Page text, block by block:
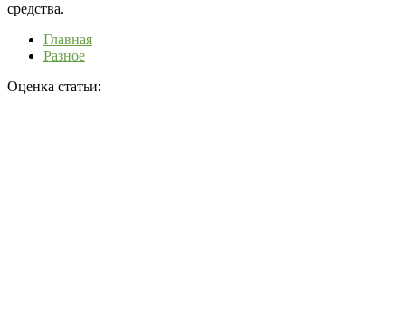
средства.
Главная
Разное
Оценка статьи: